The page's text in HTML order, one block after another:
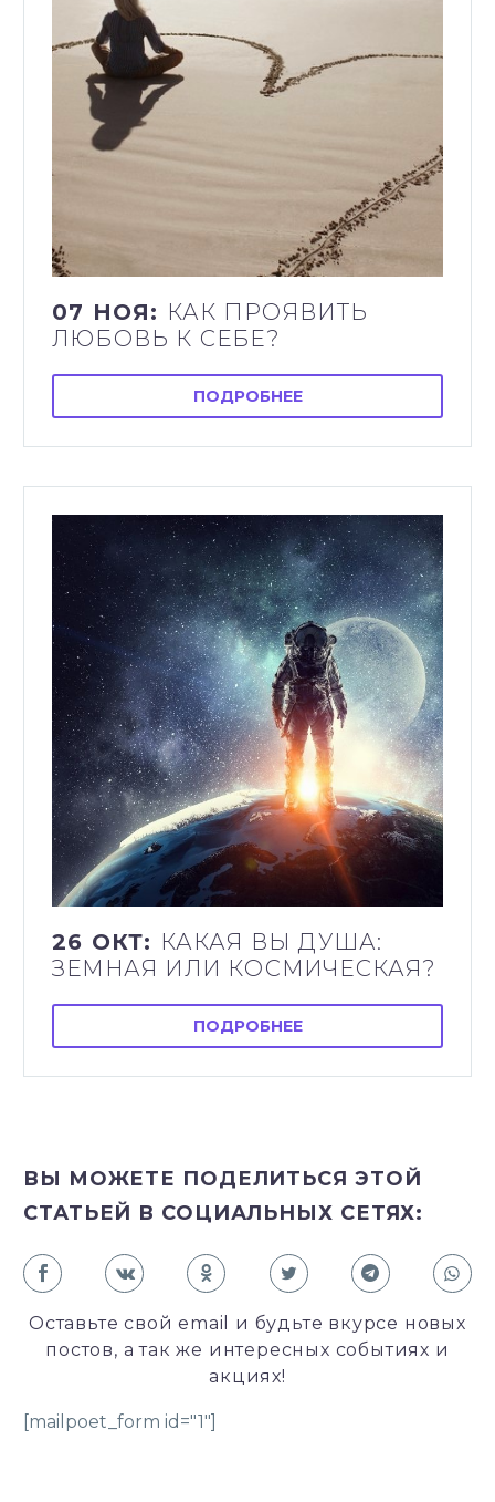
07 НОЯ: КАК ПРОЯВИТЬ
ЛЮБОВЬ К СЕБЕ?
ПОДРОБНЕЕ
26 ОКТ: КАКАЯ ВЫ ДУША:
ЗЕМНАЯ ИЛИ КОСМИЧЕСКАЯ?
ПОДРОБНЕЕ
ВЫ МОЖЕТЕ ПОДЕЛИТЬСЯ ЭТОЙ
СТАТЬЕЙ В СОЦИАЛЬНЫХ СЕТЯХ:
Оставьте свой email и будьте вкурсе новых
постов, а так же интересных событиях и
акциях!
[mailpoet_form id="1"]